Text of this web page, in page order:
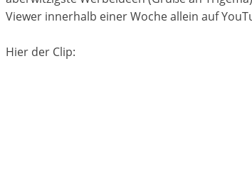
Viewer innerhalb einer Woche allein auf
Hier der Clip: